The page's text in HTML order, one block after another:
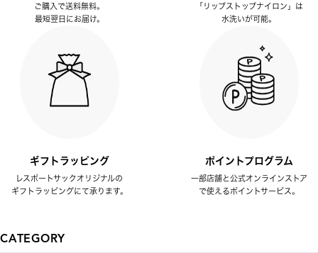
ご購入で送料無料。
最短翌日にお届け。
「リップストップナイロン」は
水洗いが可能。
ギフトラッピング
レスポートサックオリジナルの
ギフトラッピングにて承ります。
ポイントプログラム
一部店舗と公式オンラインストア
で使えるポイントサービス。
CATEGORY